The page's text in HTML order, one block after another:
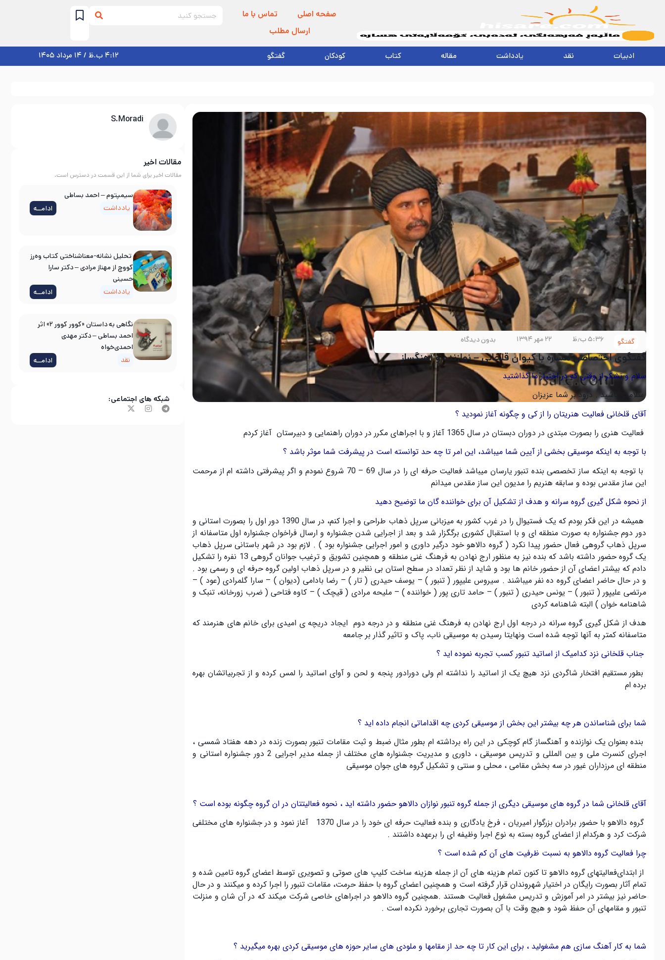
صفحه اصلی
تماس با ما
ارسال مطلب
ادبیات نقد یادداشت مقاله کتاب کودکان گفتگو 4:12 ب.ظ / 14 مرداد 1405
گفتگو ۵:۳۶ ب٫ظ ۲۲ مهر ۱۳۹۴ بدون دیدگاه
گفتگوی اختصاصی هساره با کیوان قلخانی – نوازنده و آهنگساز
سلام و تشکر از وقتی که در اختیار ما گذاشتید
سلامت باشید. درود بر شما عزیزان
آقای قلخانی فعالیت هنریتان را از کی و چگونه آغاز نمودید ؟
فعالیت هنری را بصورت مبتدی در دوران دبستان در سال 1365 آغاز و با اجراهای مکرر در دوران راهنمایی و دبیرستان آغاز کردم
با توجه به اینکه موسیقی بخشی از آیین شما میباشد، این امر تا چه حد توانسته است در پیشرفت شما موثر باشد ؟
با توجه به اینکه ساز تخصصی بنده تنبور یارسان میباشد فعالیت حرفه ای را در سال69
–
70
شروع نمودم و اگر پیشرفتی داشته ام از مرحمت
این ساز مقدس بوده و سابقه هنریم را مدیون این ساز مقدس میدانم
از نحوه شکل گیری گروه سرانه و هدف از تشکیل آن برای خواننده گان ما توضیح دهید
همیشه در این فکر بودم که یک فستیوال را در غرب کشور به میزبانی سرپل ذهاب طراحی و اجرا کنم، در سال 1390 دور اول را بصورت استانی و
دور دوم جشنواره به صورت منطقه ای و با استقبال کشوری برگگزار شد و بعد از اجرایی شدن جشنواره و ارسال فراخوان جشنواره اول متاسفانه از
سرپل ذهاب گروهی فعال حضور پیدا نکرد(گروه دالاهو خود درگیر داوری و امور اجرایی جشنواره بود) . لازم بود در شهر باستانی سرپل ذهاب
یک گروه حضور داشته باشد که بنده نیز به منظور ارج نهادن به فرهنگ غنی منطقه و همچنین تشویق و ترغیب جوانان گروهی 13 نفره را تشکیل
دادم که بیشتر اعضای آن از حضور خانم ها بود و شاید از نظر تعداد در سطح استان بی نظیر و در سرپل ذهاب اولین گروه حرفه ای و رسمی بود .
و در حال حاضر اعضای گروه ده نفر میباشند . سیروس علیپور ( تنبور ) – یوسف حیدری (تار ) – رضا بادامی (دیوان) – سارا گلمرادی(عود )
–
مرتضی علیپور( تنبور ) – یونس حیدری ( تنبور) – حامد تاری پور( خواننده ) – ملیحه مرادی ( قیچک) – کاوه فتاحی( ضرب زورخانه، تنبک و
شاهنامه خوان ) البته شاهنامه کردی
هدف از شکل گیری گروه سرانه در درجه اول ارج نهادن به فرهنگ غنی منطقه و در درجه دوم ایجاد دریچه ی امیدی برای خانم های هنرمند که
متاسفانه کمتر به آنها توجه شده است ونهایتا رسیدن به موسیقی ناب، پاک و تاثیر گذار بر جامعه
جناب قلخانی نزد کدامیک از اساتید تنبور کسب تجربه نموده اید ؟
بطور مستقیم افتخار شاگردی نزد هیچ یک از اساتید را نداشته ام ولی دورادور پنجه و لحن و آوای اساتید را لمس کرده و از تجربیاتشان بهره
برده ام
شما برای شناساندن هر چه بیشتر این بخش از موسیقی کردی چه اقداماتی انجام داده اید ؟
بنده بعنوان یک نوازنده و آهنگساز گام کوچکی در این راه برداشته ام بطور مثال ضبط و ثبت مقامات تنبور بصورت زنده در دهه هفتاد شمسی ،
اجرای کنسرت ملی و بین المللی و تدریس موسیقی ، داوری و مدیریت جشنواره های مختلف از جمله مدیر اجرایی 2 دور جشنواره استانی و
منطقه ای مرزداران غیور در سه بخش مقامی ، محلی و سنتی و تشکیل گروه های جوان موسیقی
آقای قلخانی شما در گروه های موسیقی دیگری از جمله گروه تنبور نوازان دالاهو حضور داشته اید ، نحوه فعالیتتان در ان گروه چگونه بوده است ؟
گروه دالاهو با حضور برادران بزرگوار امیریان ، فرخ یادگاری و بنده فعالیت حرفه ای خود را در سال1370
آغاز نمود و در جشنواره های مختلفی
شرکت کرد و هرکدام از اعضای گروه بسته به نوع اجرا وظیفه ای را برعهده داشتند .
چرا فعالیت گروه دالاهو به نسبت ظرفیت های آن کم شده است ؟
از ابتدایفعالیتهای گروه دالاهو تا کنون تمام هزینه های آن از جمله هزینه ساخت کلیپ های صوتی و تصویری توسط اعضای گروه تامین شده و
تمام آثار بصورت رایگان در اختیار شهروندان قرار گرفته است و همچنین اعضای گروه با حفظ حرمت، مقامات تنبور را اجرا کرده و میکنند و در حال
حاضر نیز بیشتر در امر آموزش و تدریس مشغول فعالیت هستند .همچنین گروه دالاهو در اجراهای خاصی شرکت میکند که در آن شان و منزلت
تنبور و مقامهای آن حفظ شود و هیچ وقت با آن بصورت تجاری برخورد نکرده است .
شما به کار آهنگ سازی هم مشغولید ، برای این کار تا چه حد از مقامها و ملودی های سایر حوزه های موسیقی کردی بهره میگیرید ؟
S.Moradi
مقالات اخیر
مقالات اخیر برای شما از این قسمت در دسترس است.
سیمپتوم – احمد بساطی
یادداشت
ادامــه
تحلیل نشانه-معناشناختی کتاب وه‌رز
کووچ از مهناز مرادی – دکتر سارا
حسینی
یادداشت
ادامــه
نگاهی به داستان «کوور کوور ۲» اثر
احمد بساطی – دکتر مهدی
احمدی‌خواه
نقد
ادامــه
شبکه های اجتماعی: